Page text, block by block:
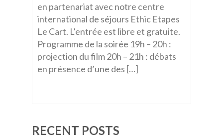
en partenariat avec notre centre
international de séjours Ethic Etapes
Le Cart. L’entrée est libre et gratuite.
Programme de la soirée 19h – 20h :
projection du film 20h – 21h : débats
en présence d’une des […]
RECENT POSTS